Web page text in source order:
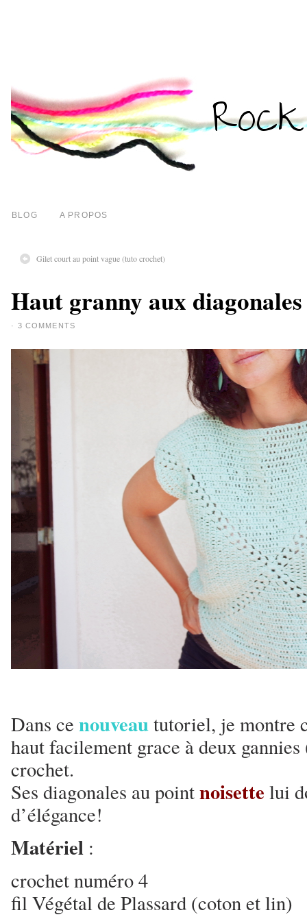
BLOG A PROPOS
Gilet court au point vague (tuto crochet)
Haut granny aux
· 3 COMMENTS
Dans ce nouveaututoriel, je montre
haut facilement grace à deux
crochet.
Ses diagonales au pointnoisette lui
d’élégance!
Matériel :
crochet numéro 4
fil Végétal de Plassard (coton et lin)